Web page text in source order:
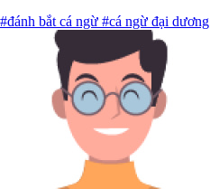
#đánh bắt cá ngừ #cá ngừ đại dương